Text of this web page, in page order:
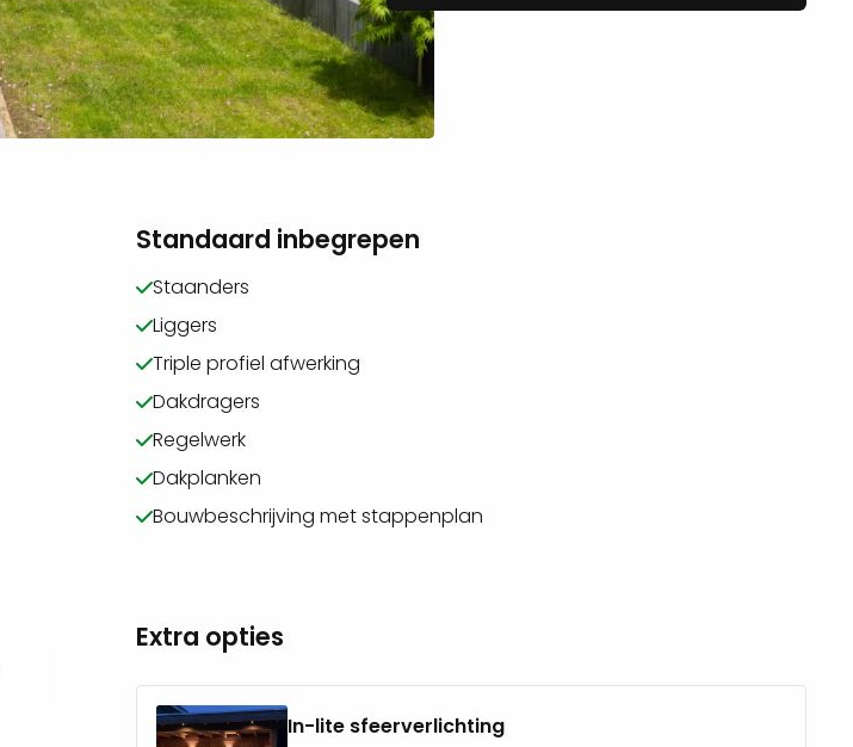
Standaard inbegrepen
Staanders
Liggers
Triple profiel afwerking
Dakdragers
Regelwerk
Dakplanken
Bouwbeschrijving met stappenplan
Extra opties
In-lite sfeerverlichting